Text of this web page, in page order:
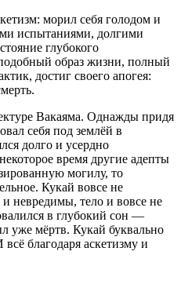
морил себя голодом и
испытаниями, долгими
глубокого
образ жизни, полный
достиг своего апогея:
Вакаяма. Однажды придя
себя под землёй в
долго и усердно
время другие адепты
могилу, то
Кукай вовсе не
невредимы, тело и вовсе не
в глубокий сон —
уже мёртв. Кукай буквально
благодаря аскетизму и